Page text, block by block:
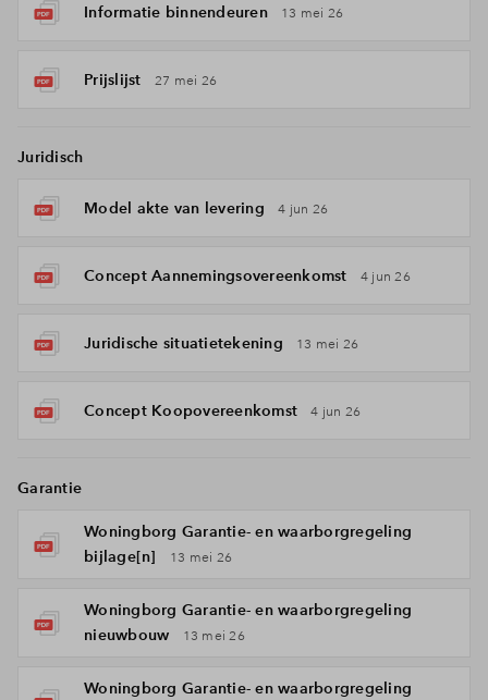
Informatie binnendeuren 13 mei 26
Prijslijst 27 mei 26
Juridisch
Model akte van levering 4 jun 26
Concept Aannemingsovereenkomst 4 jun 26
Juridische situatietekening 13 mei 26
Concept Koopovereenkomst 4 jun 26
Garantie
Woningborg Garantie- en waarborgregeling
bijlage[n]
13 mei 26
Woningborg Garantie- en waarborgregeling
nieuwbouw
13 mei 26
Woningborg Garantie- en waarborgregeling